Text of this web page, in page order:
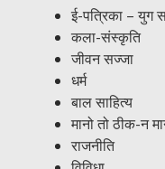
ई-पत्रिका – युग
कला-संस्कृति
जीवन सज्जा
धर्म
बाल साहित्य
मानो तो ठीक-न
राजनीति